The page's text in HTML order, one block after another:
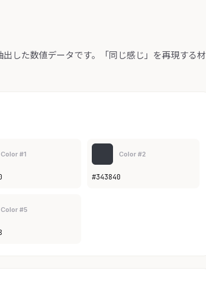
した数値データです。「同じ感じ」を再現する材
Color #1 Color #2
#343840
Color #5